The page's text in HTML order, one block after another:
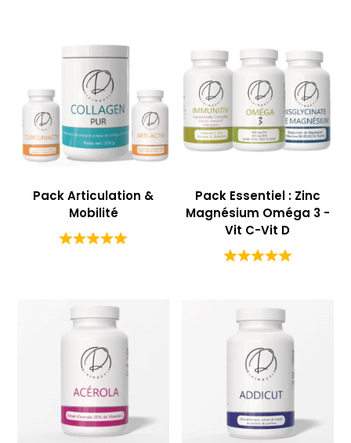
Pack Articulation &
Mobilité
Pack Essentiel : Zinc
Magnésium Oméga 3 -
Vit C-Vit D